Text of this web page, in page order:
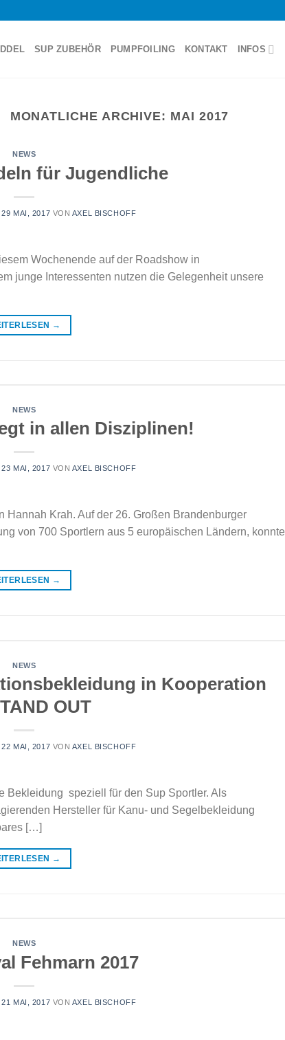
SUP ZUBEHÖR PUMPFOILING KONTAKT INFOS
MONATLICHE ARCHIVE: MAI 2017
NEWS
für Jugendliche
29 MAI, 2017 VON AXEL BISCHOFF
Wochenende auf der Roadshow in
junge Interessenten nutzen die Gelegenheit unsere
→
NEWS
in allen Disziplinen!
23 MAI, 2017 VON AXEL BISCHOFF
Hannah Krah. Auf der 26. Großen Brandenburger
von 700 Sportlern aus 5 europäischen Ländern, konnte
→
NEWS
in Kooperation
OUT
22 MAI, 2017 VON AXEL BISCHOFF
Bekleidung speziell für den Sup Sportler. Als
Hersteller für Kanu- und Segelbekleidung
[…]
→
NEWS
Fehmarn 2017
21 MAI, 2017 VON AXEL BISCHOFF